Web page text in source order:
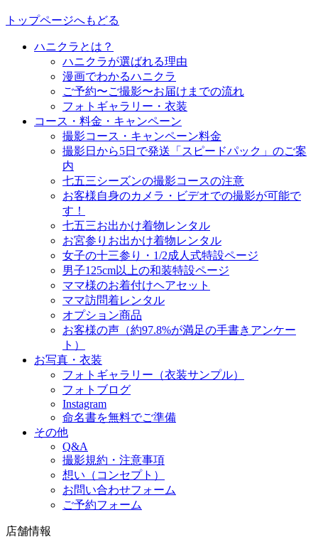
トップページへもどる
ハニクラとは？
ハニクラが選ばれる理由
漫画でわかるハニクラ
ご予約〜ご撮影〜お届けまでの流れ
フォトギャラリー・衣装
コース・料金・キャンペーン
撮影コース・キャンペーン料金
撮影日から5日で発送「スピードパック」のご案
内
七五三シーズンの撮影コースの注意
お客様自身のカメラ・ビデオでの撮影が可能で
す！
七五三お出かけ着物レンタル
お宮参りお出かけ着物レンタル
女子の十三参り・1/2成人式特設ページ
男子125cm以上の和装特設ページ
ママ様のお着付けヘアセット
ママ訪問着レンタル
オプション商品
お客様の声（約97.8%が満足の手書きアンケー
ト）
お写真・衣装
フォトギャラリー（衣装サンプル）
フォトブログ
Instagram
命名書を無料でご準備
その他
Q&A
撮影規約・注意事項
想い（コンセプト）
お問い合わせフォーム
ご予約フォーム
店舗情報